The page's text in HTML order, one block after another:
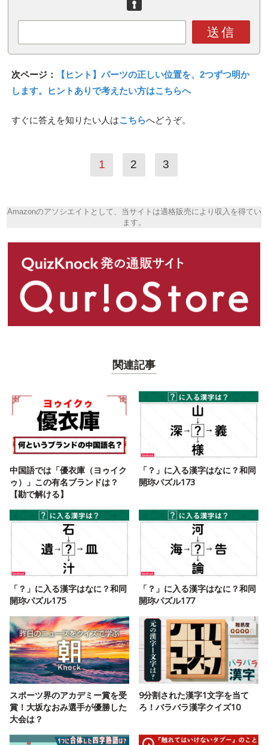
送信
次ページ：
【ヒント】パーツの正しい位置を、2つずつ明か
します。ヒントありで考えたい方はこちらへ
すぐに答えを知りたい人はこちらへどうぞ。
1 2 3
Amazonのアソシエイトとして、当サイトは適格販売により収入を得てい
ます。
関連記事
中国語では「優衣庫（ヨゥイク
ゥ）」この有名ブランドは？
【勘で解ける】
「？」に入る漢字はなに？和同
開珎パズル173
「？」に入る漢字はなに？和同
開珎パズル175
「？」に入る漢字はなに？和同
開珎パズル177
スポーツ界のアカデミー賞を受
賞！大坂なおみ選手が優勝した
大会は？
9分割された漢字1文字を当て
ろ！バラバラ漢字クイズ10